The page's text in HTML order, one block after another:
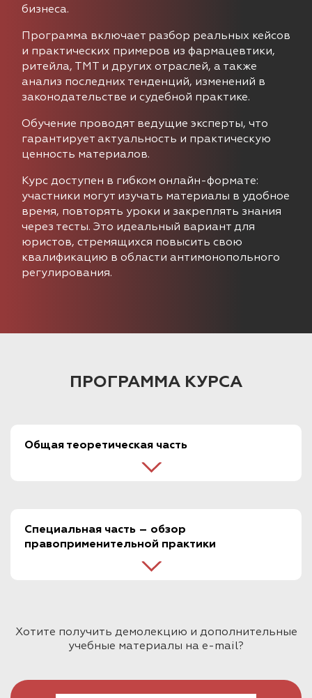
бизнеса.
Программа включает разбор реальных кейсов
и практических примеров из фармацевтики,
ритейла, ТМТ и других отраслей, а также
анализ последних тенденций, изменений в
законодательстве и судебной практике.
Обучение проводят ведущие эксперты, что
гарантирует актуальность и практическую
ценность материалов.
Курс доступен в гибком онлайн-формате:
участники могут изучать материалы в удобное
время, повторять уроки и закреплять знания
через тесты. Это идеальный вариант для
юристов, стремящихся повысить свою
квалификацию в области антимонопольного
регулирования.
ПРОГРАММА КУРСА
Общая теоретическая часть
Специальная часть – обзор
правоприменительной практики
Хотите получить демолекцию и дополнительные
учебные материалы на e-mail?